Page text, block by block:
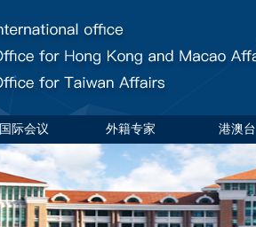
国际会议 外籍专家 港澳台